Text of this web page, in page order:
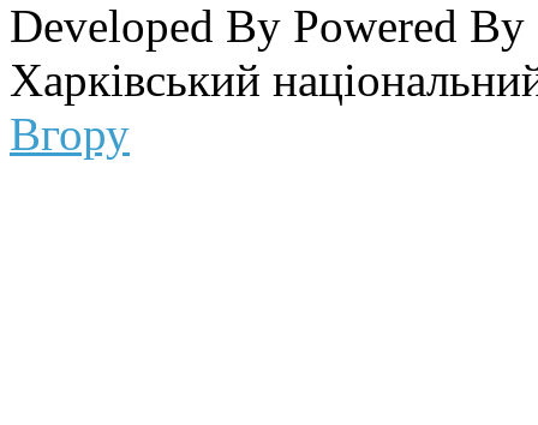
Developed By Powered By
Харківський
Вгору